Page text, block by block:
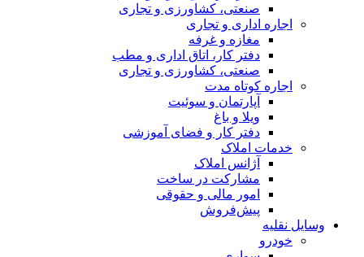
صنعتی،‌ کشاورزی و تجاری
اجاره اداری و تجاری
مغازه و غرفه
دفتر کار، اتاق اداری و مطب
صنعتی،‌ کشاورزی و تجاری
اجاره کوتاه مدت
آپارتمان و سوئیت
ویلا و باغ
دفتر کار و فضای آموزشی
خدمات املاک
آژانس املاک
مشارکت در ساخت
امور مالی و حقوقی
پیش‌فروش
وسایل نقلیه
خودرو